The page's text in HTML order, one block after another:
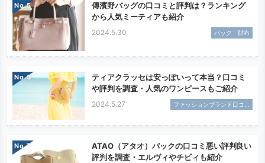
No.
傳濱野バッグの口コミと評判は？ランキング
から人気ミーティアも紹介
2024.5.30 バック 財布
No.
ティアクラッセは安っぽいって本当？口コミ
や評判を調査・人気のワンピースもご紹介
2024.5.27 ファッションブランド口コ...
No.
ATAO（アタオ）バックの口コミ悪い評判良い
評判を調査・エルヴィやチビィも紹介